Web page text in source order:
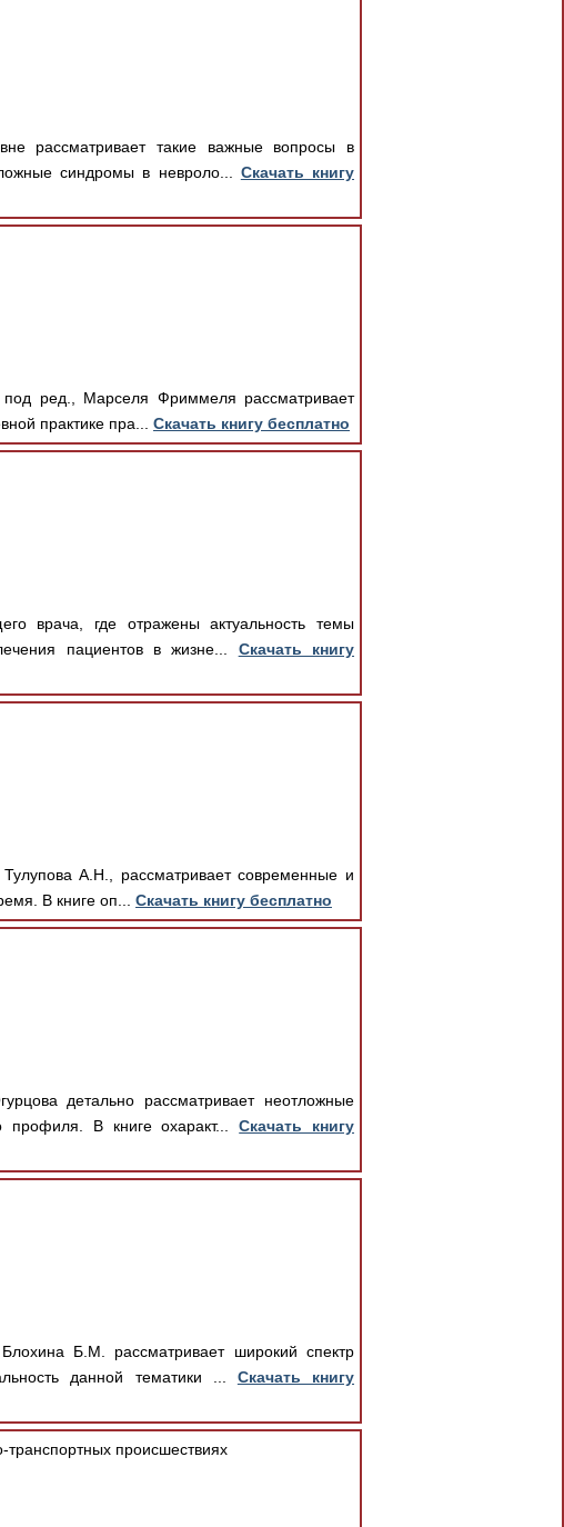
рассматривает такие важные вопросы в
синдромы в невроло... Скачать книгу
под ред., Марселя Фриммеля рассматривает
практике пра... Скачать книгу бесплатно
врача, где отражены актуальность темы
пациентов в жизне... Скачать книгу
А.Н., рассматривает современные и
В книге оп... Скачать книгу бесплатно
детально рассматривает неотложные
профиля. В книге охаракт...Скачать книгу
Б.М. рассматривает широкий спектр
данной тематики ... Скачать книгу
происшествиях